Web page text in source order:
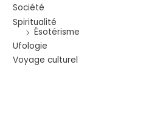
Société
Spiritualité
Ésotérisme
Ufologie
Voyage culturel